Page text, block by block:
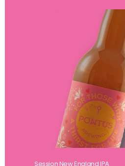
Session New England IPA